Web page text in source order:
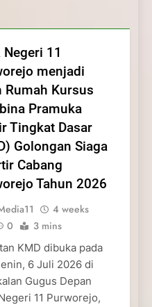
Negeri 11
menjadi
Rumah Kursus
Pramuka
Tingkat Dasar
Golongan Siaga
Cabang
Tahun 2026
4 weeks
0 3 mins
KMD dibuka pada
6 Juli 2026 di
Gugus Depan
11 Purworejo,